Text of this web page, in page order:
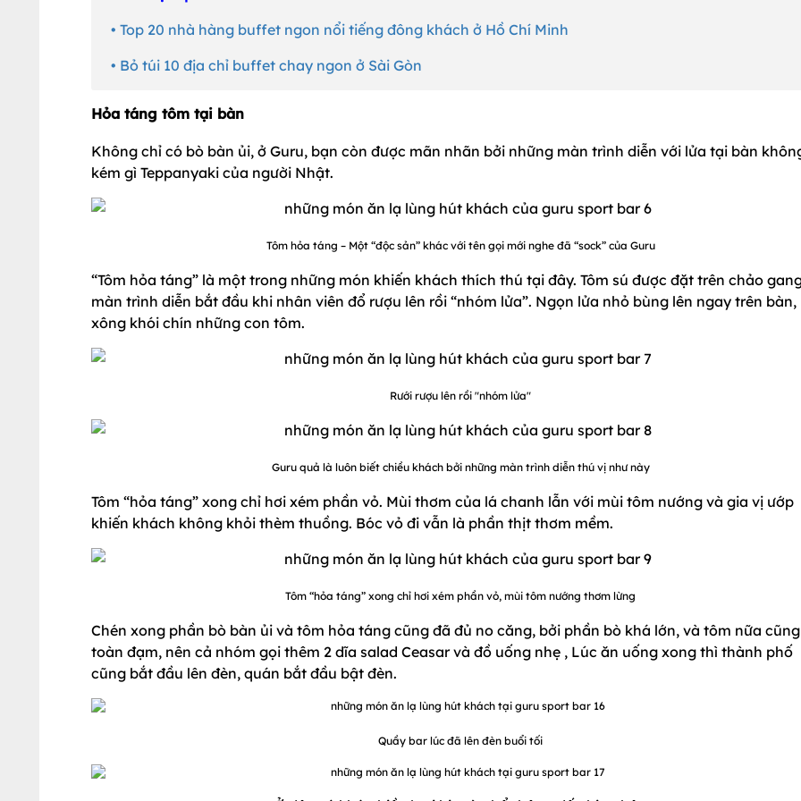
• Top 20 nhà hàng buffet ngon nổi tiếng đông khách ở Hồ Chí Minh
• Bỏ túi 10 địa chỉ buffet chay ngon ở Sài Gòn
Hỏa táng tôm tại bàn
Không chỉ có bò bàn ủi, ở Guru, bạn còn được mãn nhãn bởi những màn trình diễn với lửa tại bàn
kém gì Teppanyaki của người Nhật.
Tôm hỏa táng – Một “độc sản” khác với tên gọi mới nghe đã “sock” của Guru
“Tôm hỏa táng” là một trong những món khiến khách thích thú tại đây. Tôm sú được đặt trên chảo
màn trình diễn bắt đầu khi nhân viên đổ rượu lên rồi “nhóm lửa”. Ngọn lửa nhỏ bùng lên ngay trên bàn,
xông khói chín những con tôm.
Rưới rượu lên rồi "nhóm lửa"
Guru quả là luôn biết chiều khách bởi những màn trình diễn thú vị như này
Tôm “hỏa táng” xong chỉ hơi xém phần vỏ. Mùi thơm của lá chanh lẫn với mùi tôm nướng và gia vị ướp
khiến khách không khỏi thèm thuồng. Bóc vỏ đi vẫn là phần thịt thơm mềm.
Tôm “hỏa táng” xong chỉ hơi xém phần vỏ, mùi tôm nướng thơm lừng
Chén xong phần bò bàn ủi và tôm hỏa táng cũng đã đủ no căng, bởi phần bò khá lớn, và tôm nữa cũng
toàn đạm, nên cả nhóm gọi thêm 2 dĩa salad Ceasar và đồ uống nhẹ , Lúc ăn uống xong thì thành phố
cũng bắt đầu lên đèn, quán bắt đầu bật đèn.
Quầy bar lúc đã lên đèn buổi tối